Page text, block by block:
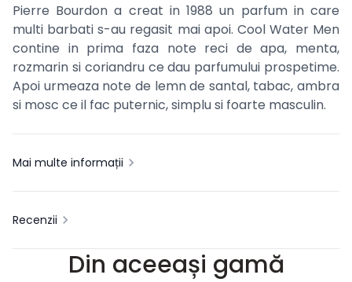
Pierre Bourdon a creat in 1988 un parfum in care
multi barbati s-au regasit mai apoi. Cool Water Men
contine in prima faza note reci de apa, menta,
rozmarin si coriandru ce dau parfumului prospetime.
Apoi urmeaza note de lemn de santal, tabac, ambra
si mosc ce il fac puternic, simplu si foarte masculin.
Mai multe informații
Recenzii
Din aceeași gamă